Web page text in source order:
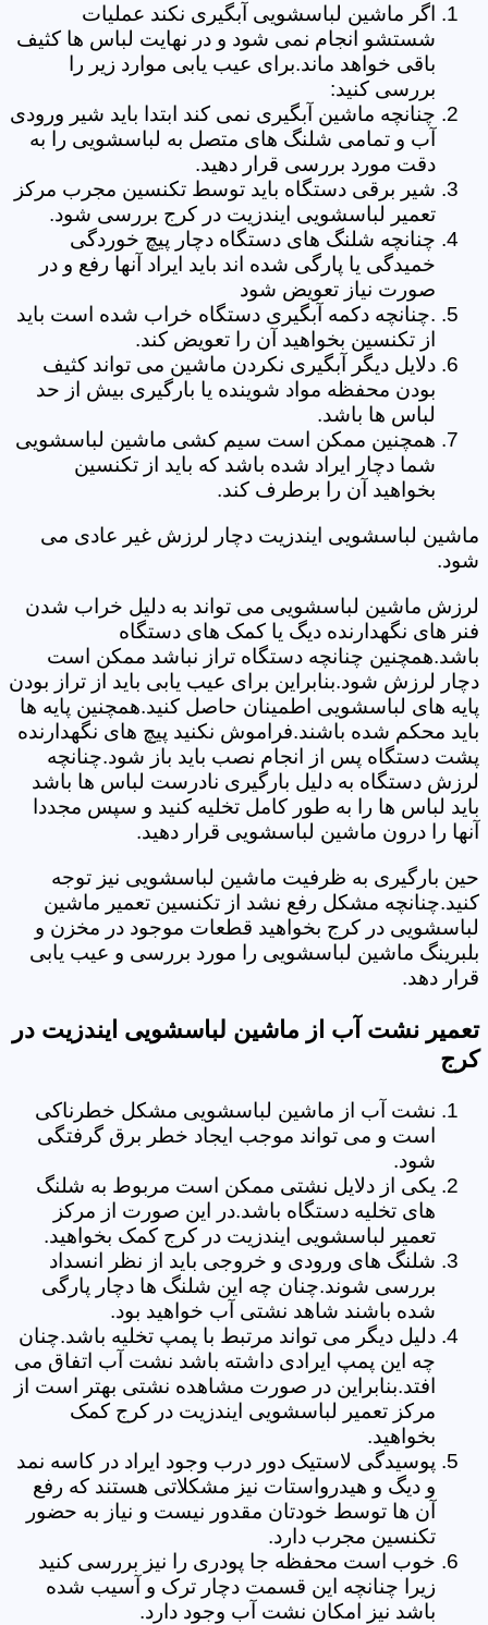
اگر ماشین لباسشویی آبگیری نکند عملیات
شستشو انجام نمی شود و در نهایت لباس ها کثیف
باقی خواهد ماند.برای عیب یابی موارد زیر را
بررسی کنید:
چنانچه ماشین آبگیری نمی کند ابتدا باید شیر ورودی
آب و تمامی شلنگ های متصل به لباسشویی را به
دقت مورد بررسی قرار دهید.
شیر برقی دستگاه باید توسط تکنسین مجرب مرکز
تعمیر لباسشویی ایندزیت در کرج بررسی شود.
چنانچه شلنگ های دستگاه دچار پیچ خوردگی
خمیدگی یا پارگی شده اند باید ایراد آنها رفع و در
صورت نیاز تعویض شود
.چنانچه دکمه آبگیری دستگاه خراب شده است باید
از تکنسین بخواهید آن را تعویض کند.
دلایل دیگر آبگیری نکردن ماشین می تواند کثیف
بودن محفظه مواد شوینده یا بارگیری بیش از حد
لباس ها باشد.
همچنین ممکن است سیم کشی ماشین لباسشویی
شما دچار ایراد شده باشد که باید از تکنسین
بخواهید آن را برطرف کند.
ماشین لباسشویی ایندزیت دچار لرزش غیر عادی می
شود.
لرزش ماشین لباسشویی می تواند به دلیل خراب شدن
فنر های نگهدارنده دیگ یا کمک های دستگاه
باشد.همچنین چنانچه دستگاه تراز نباشد ممکن است
دچار لرزش شود.بنابراین برای عیب یابی باید از تراز بودن
پایه های لباسشویی اطمینان حاصل کنید.همچنین پایه ها
باید محکم شده باشند.فراموش نکنید پیچ های نگهدارنده
پشت دستگاه پس از انجام نصب باید باز شود.چنانچه
لرزش دستگاه به دلیل بارگیری نادرست لباس ها باشد
باید لباس ها را به طور کامل تخلیه کنید و سپس مجددا
آنها را درون ماشین لباسشویی قرار دهید.
حین بارگیری به ظرفیت ماشین لباسشویی نیز توجه
کنید.چنانچه مشکل رفع نشد از تکنسین تعمیر ماشین
لباسشویی در کرج بخواهید قطعات موجود در مخزن و
بلبرینگ ماشین لباسشویی را مورد بررسی و عیب یابی
قرار دهد.
تعمیر نشت آب از ماشین لباسشویی ایندزیت در
کرج
نشت آب از ماشین لباسشویی مشکل خطرناکی
است و می تواند موجب ایجاد خطر برق گرفتگی
شود.
یکی از دلایل نشتی ممکن است مربوط به شلنگ
های تخلیه دستگاه باشد.در این صورت از مرکز
تعمیر لباسشویی ایندزیت در کرج کمک بخواهید.
شلنگ های ورودی و خروجی باید از نظر انسداد
بررسی شوند.چنان چه این شلنگ ها دچار پارگی
شده باشند شاهد نشتی آب خواهید بود.
دلیل دیگر می تواند مرتبط با پمپ تخلیه باشد.چنان
چه این پمپ ایرادی داشته باشد نشت آب اتفاق می
افتد.بنابراین در صورت مشاهده نشتی بهتر است از
مرکز تعمیر لباسشویی ایندزیت در کرج کمک
بخواهید.
پوسیدگی لاستیک دور درب وجود ایراد در کاسه نمد
و دیگ و هیدرواستات نیز مشکلاتی هستند که رفع
آن ها توسط خودتان مقدور نیست و نیاز به حضور
تکنسین مجرب دارد.
خوب است محفظه جا پودری را نیز بررسی کنید
زیرا چنانچه این قسمت دچار ترک و آسیب شده
باشد نیز امکان نشت آب وجود دارد.